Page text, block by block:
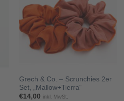
Grech & Co. – Scrunchies 2er
Set, „Mallow+Tierra“
€14,00 inkl. MwSt.